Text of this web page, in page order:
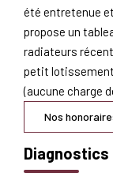
été entretenue
propose un
radiateurs
petit
(aucune charge
Nos